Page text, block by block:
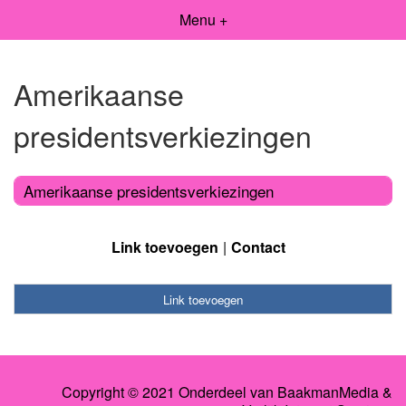
Menu +
Amerikaanse
presidentsverkiezingen
Amerikaanse presidentsverkiezingen
Link toevoegen Contact
Link toevoegen
Copyright © 2021 Onderdeel van BaakmanMedia&